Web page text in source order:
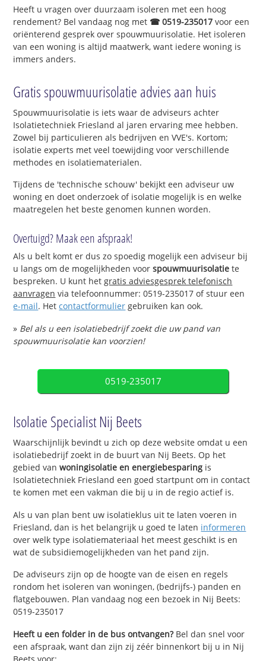
Heeft u vragen over duurzaam isoleren met een hoog
rendement? Bel vandaag nog met ☎ 0519-235017 voor een
oriënterend gesprek over spouwmuurisolatie. Het isoleren
van een woning is altijd maatwerk, want iedere woning is
immers anders.
Gratis spouwmuurisolatie advies aan huis
Spouwmuurisolatie is iets waar de adviseurs achter
Isolatietechniek Friesland al jaren ervaring mee hebben.
Zowel bij particulieren als bedrijven en VVE's. Kortom;
isolatie experts met veel toewijding voor verschillende
methodes en isolatiematerialen.
Tijdens de 'technische schouw' bekijkt een adviseur uw
woning en doet onderzoek of isolatie mogelijk is en welke
maatregelen het beste genomen kunnen worden.
Overtuigd? Maak een afspraak!
Als u belt komt er dus zo spoedig mogelijk een adviseur bij
u langs om de mogelijkheden voorspouwmuurisolatie te
bespreken. U kunt hetgratis adviesgesprek telefonisch
aanvragen via telefoonnummer: 0519-235017 of stuur een
e-mail. Hetcontactformulier gebruiken kan ook.
» Bel als u een isolatiebedrijf zoekt die uw pand van
spouwmuurisolatie kan voorzien!
0519-235017
Isolatie Specialist Nij Beets
Waarschijnlijk bevindt u zich op deze website omdat u een
isolatiebedrijf zoekt in de buurt van Nij Beets. Op het
gebied vanwoningisolatie en energiebesparing is
Isolatietechniek Friesland een goed startpunt om in contact
te komen met een vakman die bij u in de regio actief is.
Als u van plan bent uw isolatieklus uit te laten voeren in
Friesland, dan is het belangrijk u goed te laten informeren
over welk type isolatiemateriaal het meest geschikt is en
wat de subsidiemogelijkheden van het pand zijn.
De adviseurs zijn op de hoogte van de eisen en regels
rondom het isoleren van woningen, (bedrijfs-) panden en
flatgebouwen. Plan vandaag nog een bezoek in Nij Beets:
0519-235017
Heeft u een folder in de bus ontvangen?Bel dan snel voor
een afspraak, want dan zijn zij zéér binnenkort bij u in Nij